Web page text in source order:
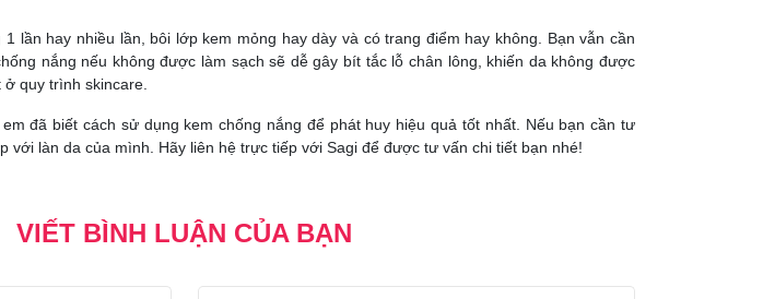
lần hay nhiều lần, bôi lớp kem mỏng hay dày và có trang điểm hay không. Bạn vẫn cần
nắng nếu không được làm sạch sẽ dễ gây bít tắc lỗ chân lông, khiến da không được
quy trình skincare.
đã biết cách sử dụng kem chống nắng để phát huy hiệu quả tốt nhất. Nếu bạn cần tư
với làn da của mình. Hãy liên hệ trực tiếp với Sagi để được tư vấn chi tiết bạn nhé!
VIẾT BÌNH LUẬN CỦA BẠN